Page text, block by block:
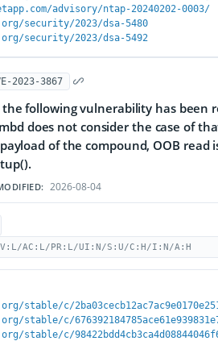
advisory/ntap-20240202-0003/
security/2023/dsa-5480
security/2023/dsa-5492
2023-3867
following vulnerability has been
does not consider the case of
of the compound, OOB read
2026-08-04
AC:L/PR:L/UI:N/S:U/C:H/I:N/A:H
c/
c/
c/